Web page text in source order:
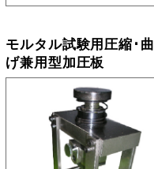
モルタル試験用圧縮･曲
げ兼用型加圧板